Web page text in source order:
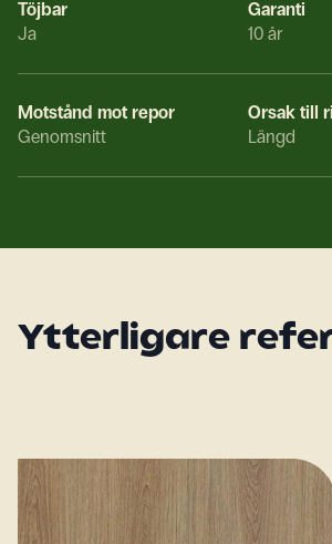
Töjbar
Ja
Garanti
10 år
Motstånd mot repor
Genomsnitt
Orsak till
Längd
Ytterligare